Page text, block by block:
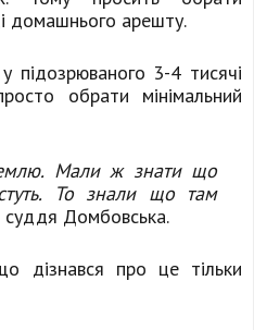
домашнього арешту.
3-4 тисячі
обрати мінімальний
Мали ж знати що
То знали що там
суддя Домбовська.
дізнався про це тільки